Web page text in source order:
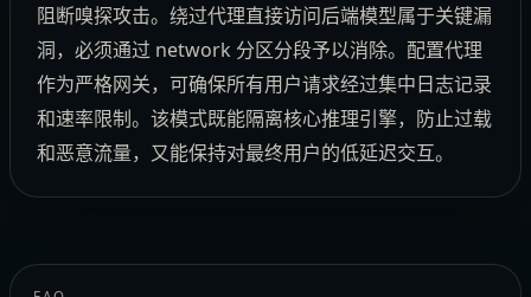
阻断嗅探攻击。绕过代理直接访问后端模型属于关键漏
洞，必须通过 network 分区分段予以消除。配置代理
作为严格网关，可确保所有用户请求经过集中日志记录
和速率限制。该模式既能隔离核心推理引擎，防止过载
和恶意流量，又能保持对最终用户的低延迟交互。